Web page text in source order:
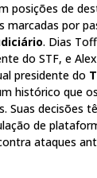
posições de
marcadas por
. Dias
do STF, e
presidente do
histórico que
Suas decisões
de
ataques